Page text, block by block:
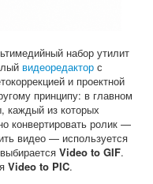
набор утилит
видеоредактор с
и проектной
принципу: в главном
каждый из которых
конвертировать ролик —
видео — используется
Video to GIF.
Video to PIC.